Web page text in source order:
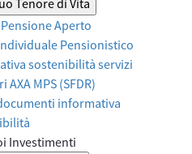
Aperto
Pensionistico
sostenibilità servizi
AXA MPS (SFDR)
informativa
Investimenti